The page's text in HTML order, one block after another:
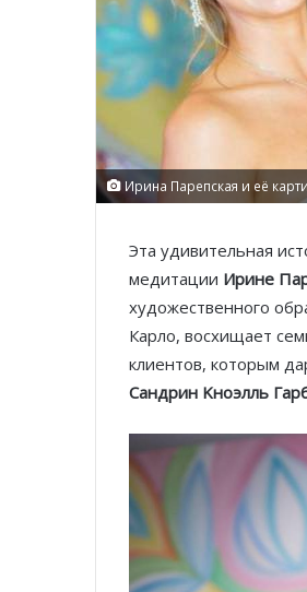
Ирина Парепская и её
Эта удивительная
медитации Ирине
художественного
Карло, восхищает
клиентов, которым
Cандрин Kноэлль